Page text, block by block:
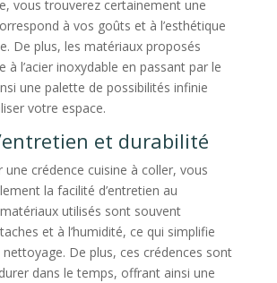
vous trouverez certainement une
à vos goûts et à l’esthétique
De plus, les matériaux proposés
à l’acier inoxydable en passant par le
une palette de possibilités infinie
votre espace.
et durabilité
une crédence cuisine à coller, vous
la facilité d’entretien au
utilisés sont souvent
et à l’humidité, ce qui simplifie
De plus, ces crédences sont
dans le temps, offrant ainsi une